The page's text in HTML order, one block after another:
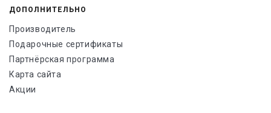
ДОПОЛНИТЕЛЬНО
Производитель
Подарочные сертификаты
Партнёрская программа
Карта сайта
Акции